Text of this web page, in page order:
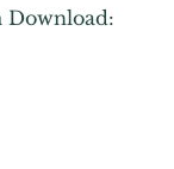
Download: